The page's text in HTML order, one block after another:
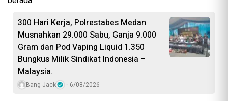
300 Hari Kerja, Polrestabes Medan
Musnahkan 29.000 Sabu, Ganja 9.000
Gram dan Pod Vaping Liquid 1.350
Bungkus Milik Sindikat Indonesia –
Malaysia.
Bang Jack 6/08/2026